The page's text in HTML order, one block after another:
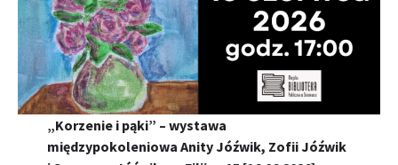
„Korzenie i pąki” – wystawa
międzypokoleniowa Anity Jóźwik, Zofii Jóźwik